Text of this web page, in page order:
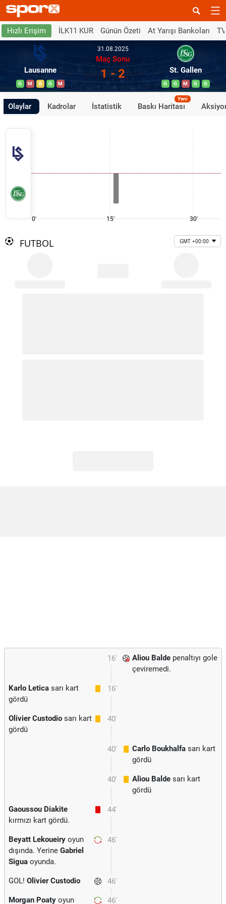
Hızlı Erişim İLK11 KUR Günün Özeti At Yarışı Bankoları
Lausanne
G M B G M
31.08.2025
Maç Sonu
1 - 2 St. Gallen
G G M G G
Olaylar Kadrolar İstatistik Baskı Haritası
Yeni
0' 15' 30'
FUTBOL GMT +00:00
16' Aliou Balde penaltıyı gole
çeviremedi.
16'
Karlo Letica sarı kart
gördü
40'
Olivier Custodio sarı kart
gördü
40' Carlo Boukhalfa sarı kart
gördü
40' Aliou Balde sarı kart
gördü
44'
Gaoussou Diakite
kırmızı kart gördü.
46'
Beyatt Lekoueiry oyun
dışında. Yerine Gabriel
Sigua oyunda.
46'
GOL! Olivier Custodio
46'
Morgan Poaty oyun